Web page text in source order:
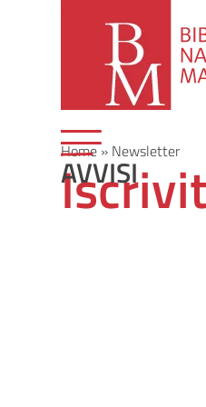
AVVISI
Home» Newsletter